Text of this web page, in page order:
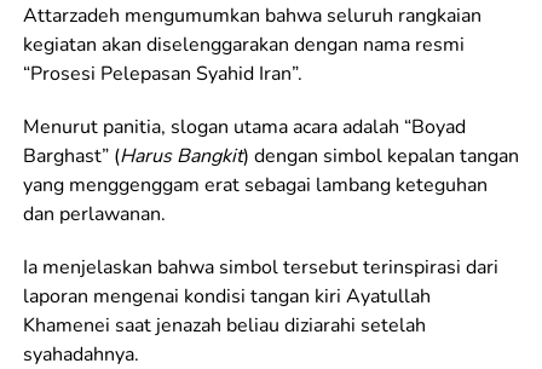
Attarzadeh mengumumkan bahwa seluruh rangkaian
kegiatan akan diselenggarakan dengan nama resmi
“Prosesi Pelepasan Syahid Iran”.
Menurut panitia, slogan utama acara adalah “Boyad
Barghast” (Harus Bangkit) dengan simbol kepalan tangan
yang menggenggam erat sebagai lambang keteguhan
dan perlawanan.
Ia menjelaskan bahwa simbol tersebut terinspirasi dari
laporan mengenai kondisi tangan kiri Ayatullah
Khamenei saat jenazah beliau diziarahi setelah
syahadahnya.